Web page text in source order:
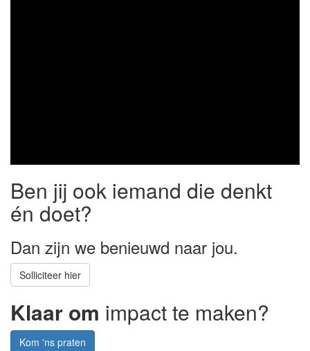
Ben jij ook iemand die denkt
én doet?
Dan zijn we benieuwd naar jou.
Solliciteer hier
Klaar om impact te maken?
Kom 'ns praten